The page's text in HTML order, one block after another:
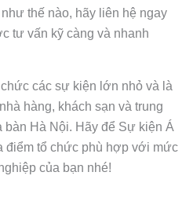
thế nào, hãy liên hệ ngay
tư vấn kỹ càng và nhanh
các sự kiện lớn nhỏ và là
hàng, khách sạn và trung
bàn Hà Nội. Hãy để Sự kiện Á
điểm tổ chức phù hợp với mức
của bạn nhé!